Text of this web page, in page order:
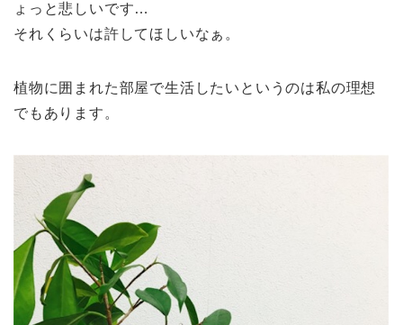
ょっと悲しいです…
それくらいは許してほしいなぁ。
植物に囲まれた部屋で生活したいというのは私の理想
でもあります。